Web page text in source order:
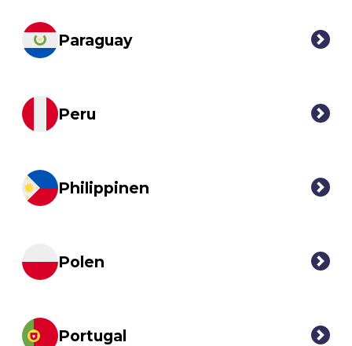
Paraguay
Peru
Philippinen
Polen
Portugal